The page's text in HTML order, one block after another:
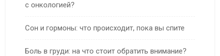
с онкологией?
Сон и гормоны: что происходит, пока вы спите
Боль в груди: на что стоит обратить внимание?